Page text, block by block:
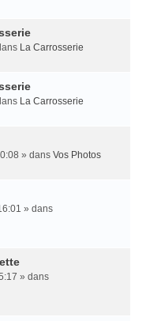
La Carrosserie
La Carrosserie
» dans Vos Photos
» dans
» dans